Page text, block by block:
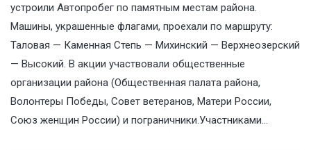
устроили Автопробег по памятным местам района.
Машины, украшенные флагами, проехали по маршруту:
Таловая — Каменная Степь — Михинский — Верхнеозерский
— Высокий. В акции участвовали общественные
организации района (Общественная палата района,
Волонтеры Победы, Совет ветеранов, Матери России,
Союз женщин России) и пограничники.Участниками…